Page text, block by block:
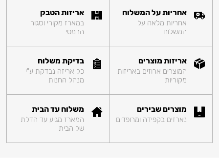
אחריות על המשלוח
אחריות מלאה על
המשלוח
אריזות הטבק
במארז מקורי וסגור
הרמטי
אריזות מוצרים
המוצרים ארוזים באריזות
מקוריות
בדיקת משלוח
כל אריזה נבדקת ע"י
מנהל החנות
מוצרים שבירים
נארזים בקפידה ומרופדים
משלוח עד הבית
המארז מגיע עד הדלת
של הבית